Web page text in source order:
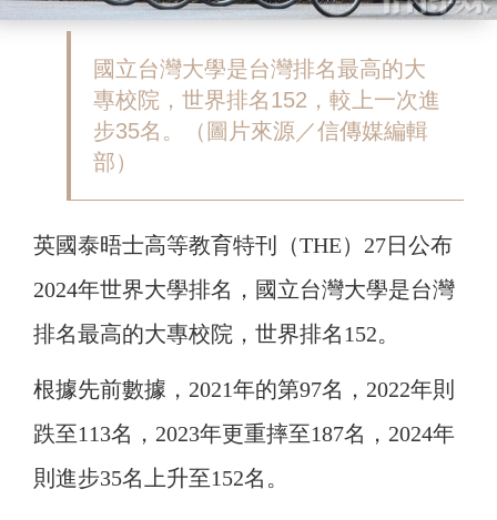
國立台灣大學是台灣排名最高的大
專校院，世界排名152，較上一次進
步35名。（圖片來源／信傳媒編輯
部）
英國泰晤士高等教育特刊（THE）27日公布
2024年世界大學排名，國立台灣大學是台灣
排名最高的大專校院，世界排名152。
根據先前數據，2021年的第97名，2022年則
跌至113名，2023年更重摔至187名，2024年
則進步35名上升至152名。